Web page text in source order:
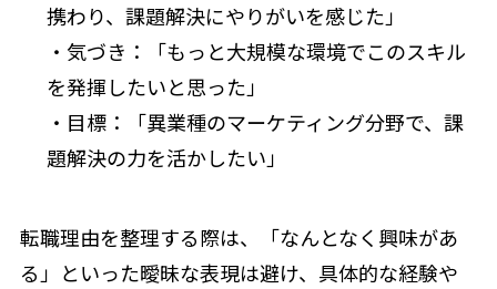
携わり、課題解決にやりがいを感じた」
・気づき：「もっと大規模な環境でこのスキル
を発揮したいと思った」
・目標：「異業種のマーケティング分野で、課
題解決の力を活かしたい」
転職理由を整理する際は、「なんとなく興味があ
る」といった曖昧な表現は避け、具体的な経験や